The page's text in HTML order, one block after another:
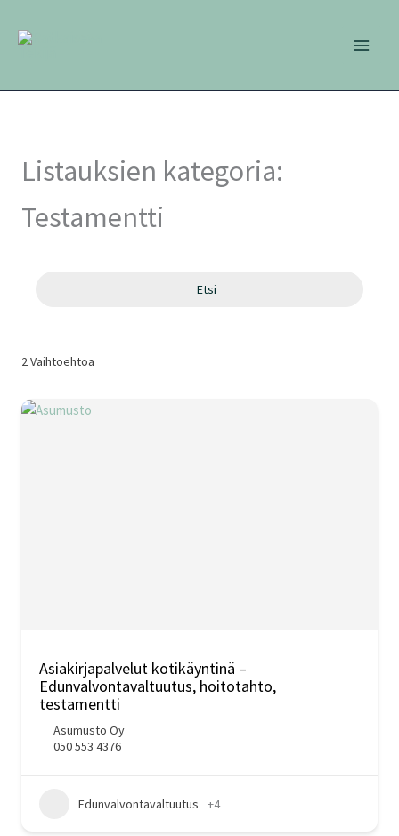
sisältöön
Listauksien kategoria:
Testamentti
Etsi
2Vaihtoehtoa
Asiakirjapalvelut kotikäyntinä –
Edunvalvontavaltuutus, hoitotahto,
testamentti
Asumusto Oy
050 553 4376
Edunvalvontavaltuutus +4